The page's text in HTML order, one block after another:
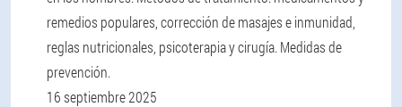
remedios populares, corrección de masajes e inmunidad,
reglas nutricionales, psicoterapia y cirugía. Medidas de
prevención.
16 septiembre 2025